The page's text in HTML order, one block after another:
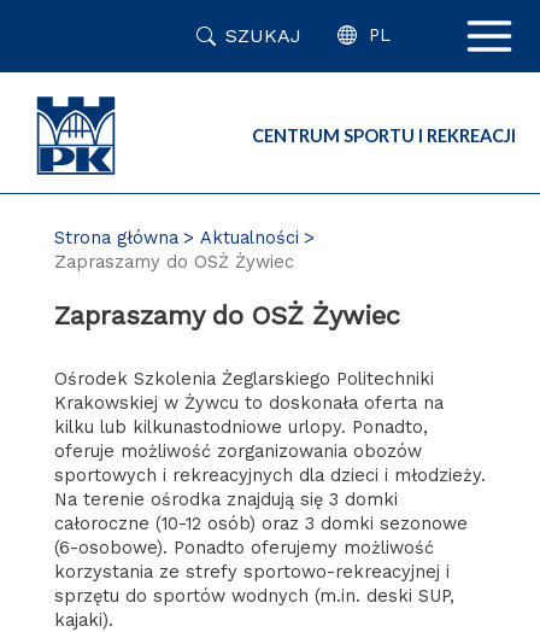
SZUKAJ PL
CENTRUM SPORTU I REKREACJI
Strona główna
Aktualności
Zapraszamy do OSŻ Żywiec
Zapraszamy do OSŻ Żywiec
Ośrodek Szkolenia Żeglarskiego Politechniki
Krakowskiej w Żywcu to doskonała oferta na
kilku lub kilkunastodniowe urlopy. Ponadto,
oferuje możliwość zorganizowania obozów
sportowych i rekreacyjnych dla dzieci i młodzieży.
Na terenie ośrodka znajdują się 3 domki
całoroczne (10-12 osób) oraz 3 domki sezonowe
(6-osobowe). Ponadto oferujemy możliwość
korzystania ze strefy sportowo-rekreacyjnej i
sprzętu do sportów wodnych (m.in. deski SUP,
kajaki).